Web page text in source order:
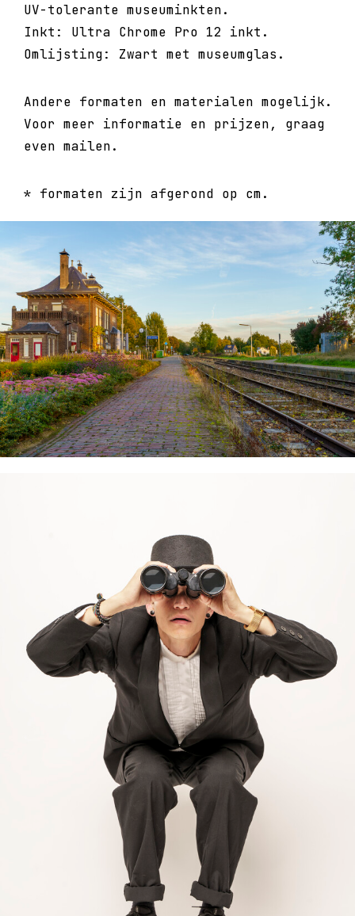
UV-tolerante museuminkten.
Inkt: Ultra Chrome Pro 12 inkt.
Omlijsting: Zwart met museumglas.
Andere formaten en materialen mogelijk.
Voor meer informatie en prijzen, graag
even mailen.
* formaten zijn afgerond op cm.